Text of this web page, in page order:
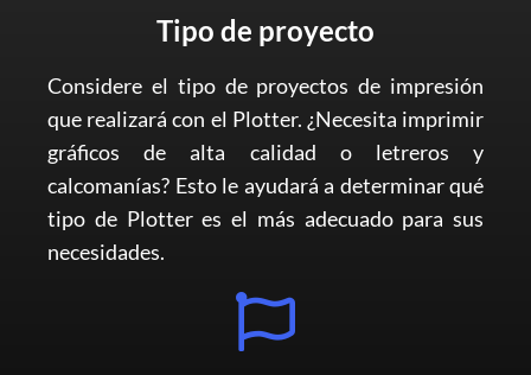
Tipo de proyecto
Considere el tipo de proyectos de impresión
que realizará con el Plotter. ¿Necesita imprimir
gráficos de alta calidad o letreros y
calcomanías? Esto le ayudará a determinar qué
tipo de Plotter es el más adecuado para sus
necesidades.